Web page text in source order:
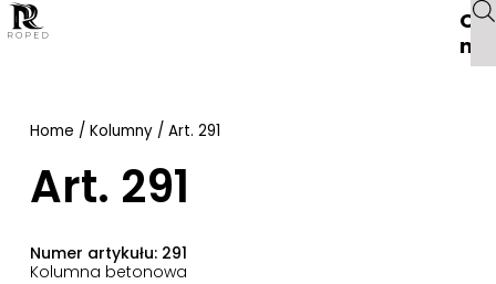
O
Home / Kolumny/ Art. 291
Art. 291
Numer artykułu: 291
Kolumna betonowa